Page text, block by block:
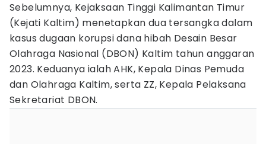
Sebelumnya, Kejaksaan Tinggi Kalimantan Timur
(Kejati Kaltim) menetapkan dua tersangka dalam
kasus dugaan korupsi dana hibah Desain Besar
Olahraga Nasional (DBON) Kaltim tahun anggaran
2023. Keduanya ialah AHK, Kepala Dinas Pemuda
dan Olahraga Kaltim, serta ZZ, Kepala Pelaksana
Sekretariat DBON.